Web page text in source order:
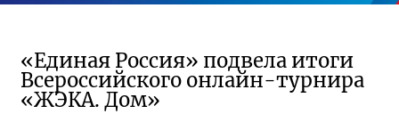
«Единая Россия» подвела итоги
Всероссийского онлайн-турнира
«ЖЭКА. Дом»